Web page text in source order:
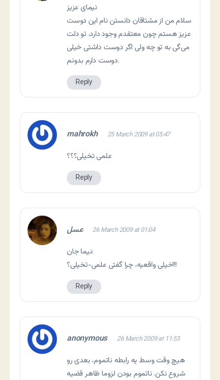
نیمای عزیز
سلام من از مشتاقان دانستن نام این دوست
عزیز هستم چون معتقدم وجود دارد، تو دلت
می‌گی به تو چه ولی اگر دوست داشتی خیلی
دوست دارم بدونم.
Reply
mahrokh 25 March 2009 at 05:47
علمی تخیلی؟؟؟
Reply
عسل 26 March 2009 at 01:04
نیما جان:
خیلی واقعیه، چرا گفتی علمی-تخیلی؟!!!
Reply
anonymous 26 March 2009 at 11:53
هیچ وقت وسط یه رابطه ناتموم، بعدی رو
شروع نکن. ناتموم بودن لزوما ظاهر قضیه